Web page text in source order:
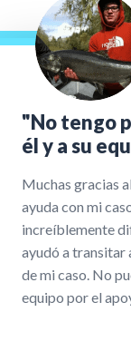
"No tengo
él y a su
Muchas gracias
ayuda con mi
increíblemente
ayudó a transitar
de mi caso. No
equipo por el